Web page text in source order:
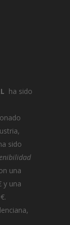
ha sido
sido
una
y una